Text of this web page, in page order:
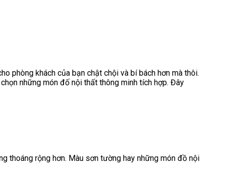
phòng khách của bạn chật chội và bí bách hơn mà thôi.
những món đố nội thất thông minh tích hợp. Đây
thoáng rộng hơn. Màu sơn tường hay những món đồ nội